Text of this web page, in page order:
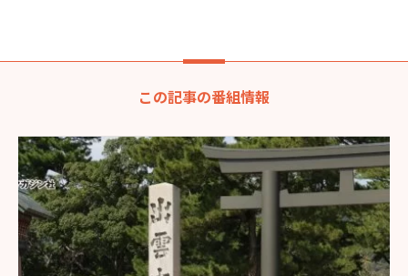
この記事の番組情報